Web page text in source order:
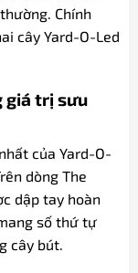
Chính
cây Yard-O-Led
giá trị sưu
của Yard-O-
dòng The
dập tay hoàn
số thứ tự
cây bút.